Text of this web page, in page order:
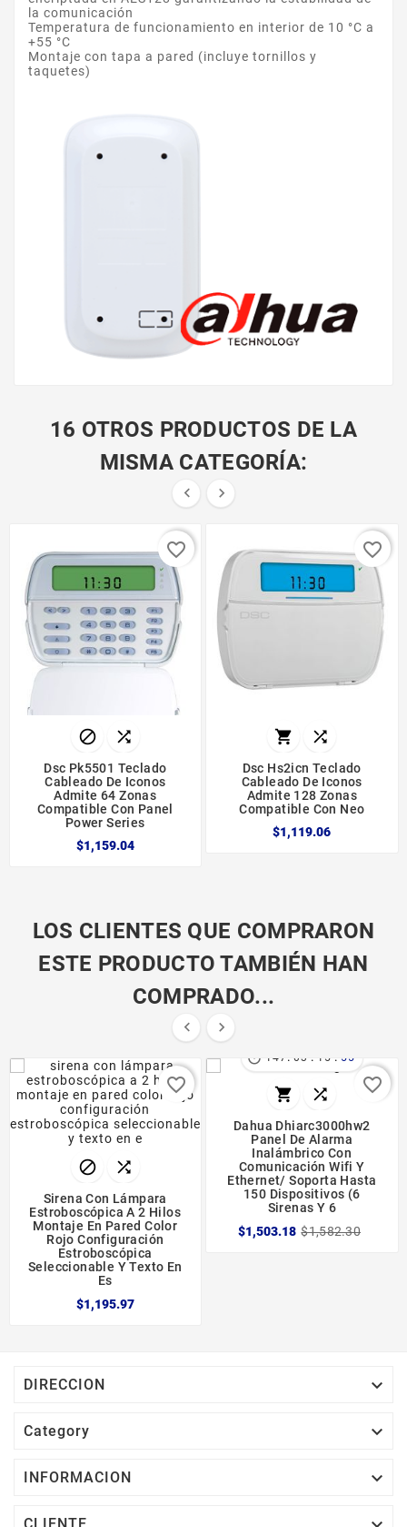
la comunicación
Temperatura de funcionamiento en interior de 10 °C a
+55 °C
Montaje con tapa a pared (incluye tornillos y
taquetes)
16 OTROS PRODUCTOS DE LA
MISMA CATEGORÍA:
 
 
Dsc Pk5501 Teclado
Cableado De Iconos
Admite 64 Zonas
Compatible Con Panel
Power Series
$1,159.04
favorite_border
 
Dsc Hs2icn Teclado
Cableado De Iconos
Admite 128 Zonas
Compatible Con Neo
$1,119.06
favorite_border
LOS CLIENTES QUE COMPRARON
ESTE PRODUCTO TAMBIÉN HAN
COMPRADO...
 
 
Sirena Con Lámpara
Estroboscópica A 2 Hilos
Montaje En Pared Color
Rojo Configuración
Estroboscópica
Seleccionable Y Texto En
Es
$1,195.97
favorite_border
 147 : 03 : 15 : 55
 
Dahua Dhiarc3000hw2
Panel De Alarma
Inalámbrico Con
Comunicación Wifi Y
Ethernet/ Soporta Hasta
150 Dispositivos (6
Sirenas Y 6
$1,503.18 $1,582.30
favorite_border
DIRECCION 
Category 
INFORMACION 
CLIENTE